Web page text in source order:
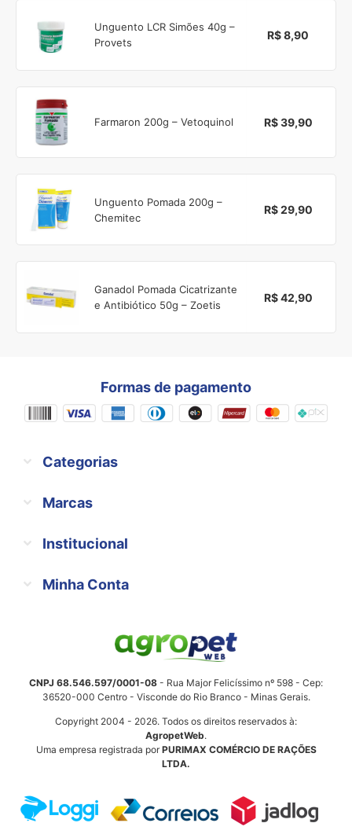
Unguento LCR Simões 40g –
Provets
R$ 8,90
Farmaron 200g – Vetoquinol R$ 39,90
Unguento Pomada 200g –
Chemitec
R$ 29,90
Ganadol Pomada Cicatrizante
e Antibiótico 50g – Zoetis
R$ 42,90
Formas de pagamento
Categorias
Marcas
Institucional
Minha Conta
CNPJ 68.546.597/0001-08 - Rua Major Felicíssimo nº 598 - Cep:
36520-000 Centro - Visconde do Rio Branco - Minas Gerais.
Copyright 2004 - 2026. Todos os direitos reservados à:
AgropetWeb.
Uma empresa registrada porPURIMAX COMÉRCIO DE RAÇÕES
LTDA.